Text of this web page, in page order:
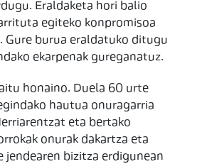
Eraldaketa hori balio
egiteko konpromisoa
Gure burua eraldatuko ditugu
ekarpenak gureganatuz.
honaino. Duela 60 urte
hautua onuragarria
eta bertako
onurak dakartza eta
jendearen bizitza erdigunean